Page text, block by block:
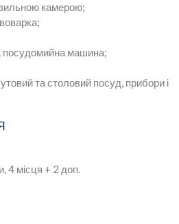
камерою;
посудомийна машина;
та столовий посуд, прибори і
4 місця + 2 доп.